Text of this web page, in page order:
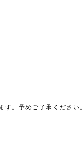
。予めご了承ください。